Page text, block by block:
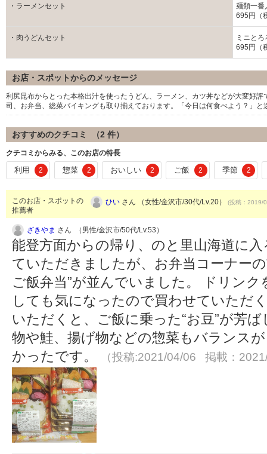
・ラーメンセット
麺類一番
695円（
・肉うどんセット
ミニと
695円（
お店・スポットからのメッセージ
利尻昆布からとった本格出汁を使ったうどん、ラーメン、カツ丼などが大変好
司、お弁当、総菜バイキングも取り揃えております。「今日は何食べよう？」
おすすめのクチコミ （2 件）
クチコミからみる、このお店の特長
利用 2 惣菜 2 おいしい 2 ご飯 2 季節 2
このお店・スポットの
推薦者
ひい さん （女性/金沢市/30代/Lv.20） (投稿：2019/
ざきやま さん （男性/金沢市/50代/Lv.53）
能登方面からの帰り、のと里山海道に
ていただきましたが、お弁当コーナー
ご飯弁当”が並んでいました。 ドリン
しても気になったので買わせていただ
いただくと、ご飯に乗った“お豆”が芳
物や鮭、揚げ物などの惣菜もバランス
かったです。
（投稿:2021/04/06 掲載：